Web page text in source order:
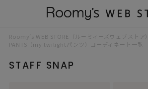
Roomy’s WEB STORE（ルーミィーズウェブストア）
PANTS（my twilightパンツ）コーディネート一覧
STAFF SNAP